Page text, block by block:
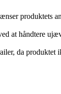
produktets
at håndtere
da